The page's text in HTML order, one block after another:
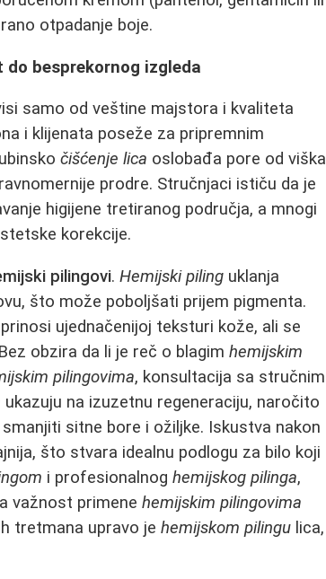
otpadanje boje.
besprekornog izgleda
samo od veštine majstora i kvaliteta
i klijenata poseže za pripremnim
čišćenje lica oslobađa pore od viška
prodre. Stručnjaci ističu da je
higijene tretiranog područja, a mnogi
korekcije.
pilingovi.Hemijski piling uklanja
što može poboljšati prijem pigmenta.
ujednačenijoj teksturi kože, ali se
obzira da li je reč o blagimhemijskim
pilingovima, konsultacija sa stručnim
ukazuju na izuzetnu regeneraciju, naročito
sitne bore i ožiljke. Iskustva nakon
što stvara idealnu podlogu za bilo koji
i profesionalnoghemijskog pilinga,
važnost primenehemijskim pilingovima
tretmana upravo jehemijskom pilingu lica,